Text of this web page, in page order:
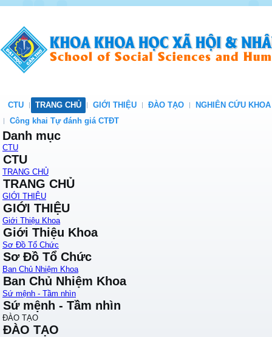
CTU TRANG CHỦ GIỚI THIỆU ĐÀO TẠO
NGHIÊN CỨU
Công khai Tự đánh giá CTĐT
Danh mục
CTU
CTU
TRANG CHỦ
TRANG CHỦ
GIỚI THIỆU
GIỚI THIỆU
Giới Thiệu Khoa
Giới Thiệu Khoa
Sơ Đồ Tổ Chức
Sơ Đồ Tổ Chức
Ban Chủ Nhiệm Khoa
Ban Chủ Nhiệm Khoa
Sứ mệnh - Tầm nhìn
Sứ mệnh - Tầm nhìn
ĐÀO TẠO
ĐÀO TẠO